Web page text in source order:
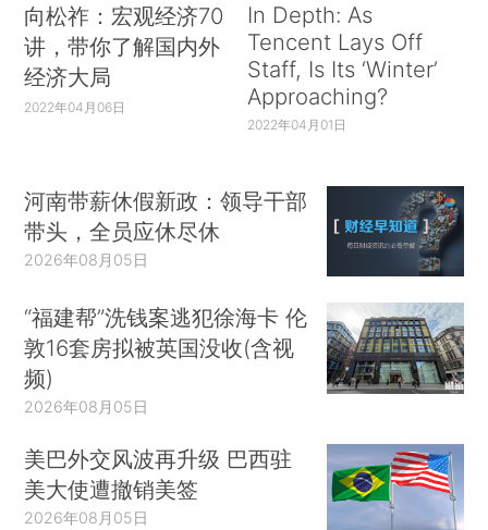
向松祚：宏观经济70
讲，带你了解国内外
经济大局
2022年04月06日
In Depth: As
Tencent Lays Off
Staff, Is Its ‘Winter’
Approaching?
2022年04月01日
河南带薪休假新政：领导干部
带头，全员应休尽休
2026年08月05日
“福建帮”洗钱案逃犯徐海卡 伦
敦16套房拟被英国没收(含视
频)
2026年08月05日
美巴外交风波再升级 巴西驻
美大使遭撤销美签
2026年08月05日